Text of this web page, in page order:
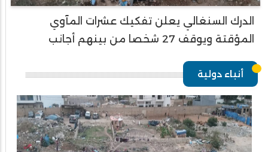
الدرك السنغالي يعلن تفكيك عشرات المآوي
المؤقتة ويوقف 27 شخصا من بينهم أجانب
أنباء دولية